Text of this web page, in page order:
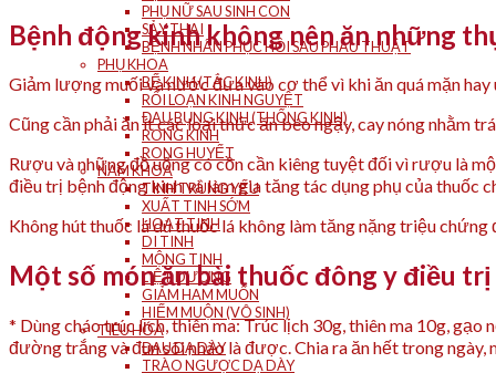
PHỤ NỮ SAU SINH CON
SẢY THAI
BỆNH NHÂN PHỤC HỒI SAU PHẪU THUẬT
PHỤ KHOA
BẾ KINH (TẮC KINH)
RỐI LOẠN KINH NGUYỆT
ĐAU BỤNG KINH (THỐNG KINH)
RONG KINH
RONG HUYẾT
NAM KHOA
TINH TRÙNG YẾU
XUẤT TINH SỚM
HOẠT TINH
DI TINH
MỘNG TINH
LIỆT DƯƠNG
GIẢM HAM MUỐN
HIẾM MUỘN (VÔ SINH)
TIÊU HÓA
ĐAU DẠ DÀY
TRÀO NGƯỢC DẠ DÀY
Bệnh động kinh không nên ăn những
Giảm lượng muối và nước đưa vào cơ thể vì khi ăn quá mặn
Cũng cần phải ăn ít các loại thức ăn béo ngậy, cay nóng nhằm
Rượu và những đồ uống có cồn cần kiêng tuyệt đối vì rượu là
điều trị bệnh động kinh và làm gia tăng tác dụng phụ của thuốc
Không hút thuốc lá dù thuốc lá không làm tăng nặng triệu
Một số món ăn bài thuốc đông y điều
* Dùng cháo trúc lịch, thiên ma: Trúc lịch 30g, thiên ma 10g,
đường trắng và đun sôi nhào là được. Chia ra ăn hết trong ngày,